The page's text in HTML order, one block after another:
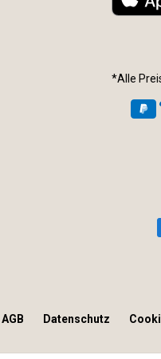
*Alle
AGB
Datenschutz